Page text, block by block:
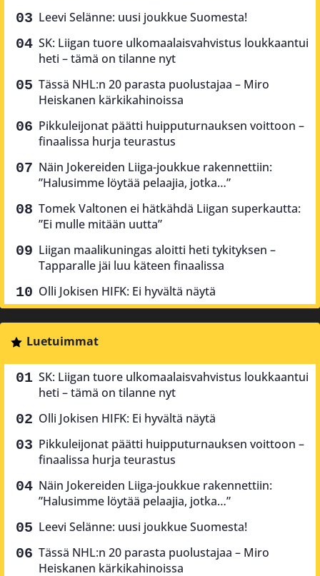
Leevi Selänne: uusi joukkue Suomesta!
SK: Liigan tuore ulkomaalaisvahvistus loukkaantui
heti – tämä on tilanne nyt
Tässä NHL:n 20 parasta puolustajaa – Miro
Heiskanen kärkikahinoissa
Pikkuleijonat päätti huipputurnauksen voittoon –
finaalissa hurja teurastus
Näin Jokereiden Liiga-joukkue rakennettiin:
”Halusimme löytää pelaajia, jotka…”
Tomek Valtonen ei hätkähdä Liigan superkautta:
”Ei mulle mitään uutta”
Liigan maalikuningas aloitti heti tykityksen –
Tapparalle jäi luu käteen finaalissa
Olli Jokisen HIFK: Ei hyvältä näytä
Luetuimmat
SK: Liigan tuore ulkomaalaisvahvistus loukkaantui
heti – tämä on tilanne nyt
Olli Jokisen HIFK: Ei hyvältä näytä
Pikkuleijonat päätti huipputurnauksen voittoon –
finaalissa hurja teurastus
Näin Jokereiden Liiga-joukkue rakennettiin:
”Halusimme löytää pelaajia, jotka…”
Leevi Selänne: uusi joukkue Suomesta!
Tässä NHL:n 20 parasta puolustajaa – Miro
Heiskanen kärkikahinoissa